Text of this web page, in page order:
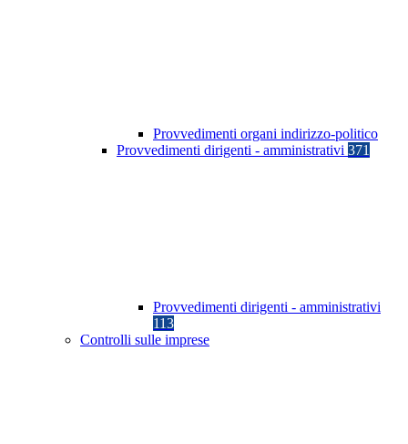
Provvedimenti organi indirizzo-politico
Provvedimenti dirigenti - amministrativi 371
Provvedimenti dirigenti - amministrativi
113
Controlli sulle imprese